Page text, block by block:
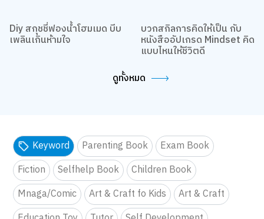
Diy สกุชชี่ฟองน้ำโฮมเมด บีบ บวกสกิลการคิดให้เป็น กับ
หนังสืออัปเกรด Mindset คิด
ดูทั้งหมด
Keyword Parenting Book
Exam Book
Fiction
Selfhelp Book
Children Book
Mnaga/Comic
Art & Craft fo Kids
Art & Craft
Change Preferences